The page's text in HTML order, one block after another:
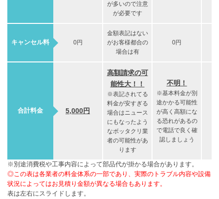
が多いので注意
が必要です
キャンセル料 0円
金額表記はない
がお客様都合の
場合は有
0円
合計料金 5,000円
高額請求の可
能性大！！
※表記されてる
料金が安すぎる
場合はニュース
にもなったよう
なボッタクリ業
者の可能性があ
ります
不明！
※基本料金が別
途かかる可能性
が高く高額にな
る恐れがあるの
で電話で良く確
認しましょう
※別途消費税や工事内容によって部品代が掛かる場合があります。
◎この表は各業者の料金体系の一部であり、実際のトラブル内容や設備
状況によってはお見積り金額が異なる場合もあります。
表は左右にスライドします。